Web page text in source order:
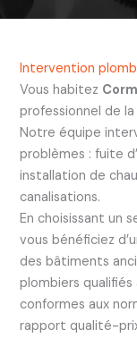
Intervention
Vous habitez
professionnel de
Notre équipe
problèmes : fuite
installation de
canalisations.
En choisissant un
vous bénéficiez
des bâtiments
plombiers
conformes aux
rapport qualité-